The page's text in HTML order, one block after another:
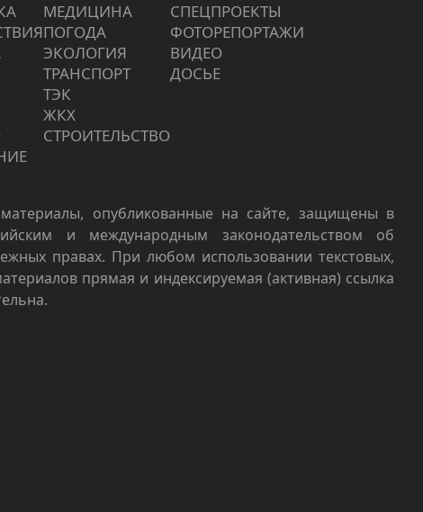
МЕДИЦИНА
ПОГОДА
ЭКОЛОГИЯ
ТРАНСПОРТ
ТЭК
ЖКХ
СТРОИТЕЛЬСТВО
СПЕЦПРОЕКТЫ
ФОТОРЕПОРТАЖИ
ВИДЕО
ДОСЬЕ
опубликованные на сайте, защищены в
и международным законодательством об
правах. При любом использовании текстовых,
прямая и индексируемая (активная) ссылка